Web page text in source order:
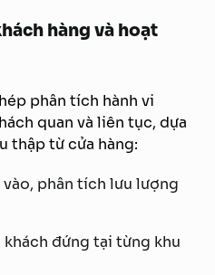
hàng và hoạt
phân tích hành vi
quan và liên tục, dựa
thập từ cửa hàng:
phân tích lưu lượng
đứng tại từng khu